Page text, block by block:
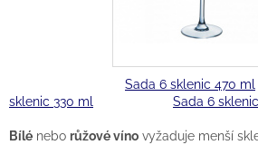
Sada 6 sklenic 470 ml
sklenic 330 ml
Sada 6
Bílé nebo růžové víno vyžaduje menší